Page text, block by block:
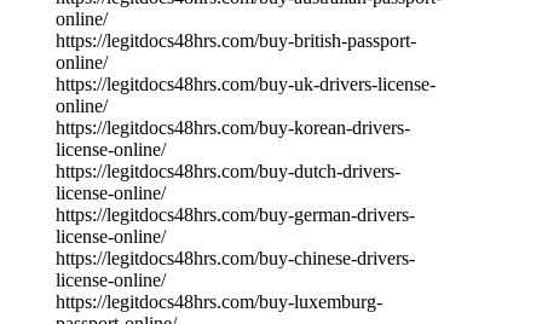
online/
https://legitdocs48hrs.com/buy-british-passport-
online/
https://legitdocs48hrs.com/buy-uk-drivers-license-
online/
https://legitdocs48hrs.com/buy-korean-drivers-
license-online/
https://legitdocs48hrs.com/buy-dutch-drivers-
license-online/
https://legitdocs48hrs.com/buy-german-drivers-
license-online/
https://legitdocs48hrs.com/buy-chinese-drivers-
license-online/
https://legitdocs48hrs.com/buy-luxemburg-